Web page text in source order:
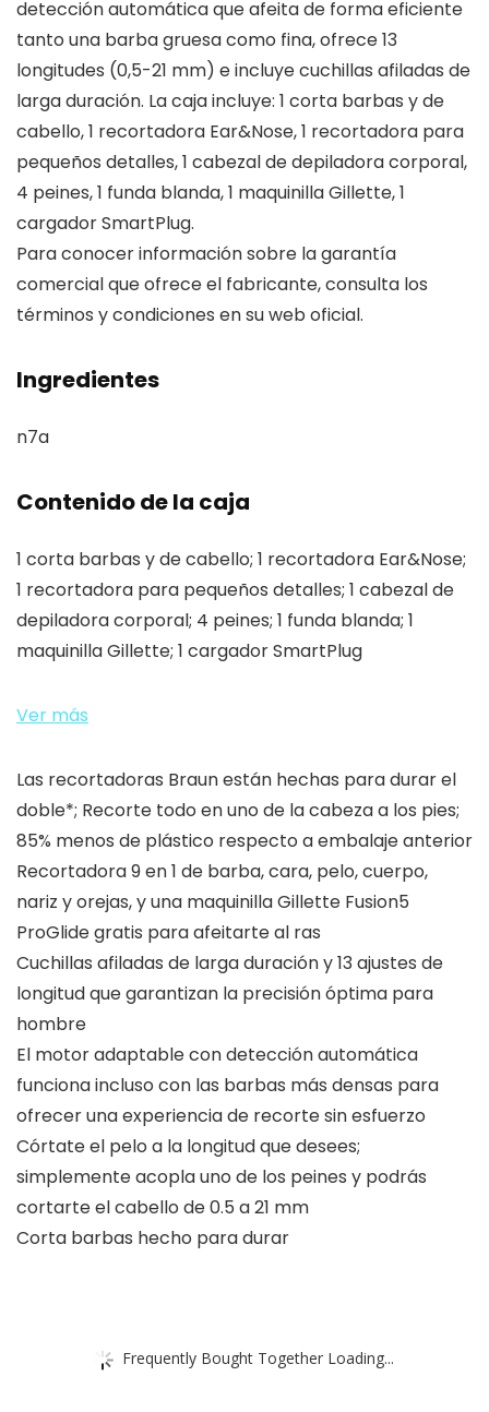
detección automática que afeita de forma eficiente
tanto una barba gruesa como fina, ofrece 13
longitudes (0,5-21 mm) e incluye cuchillas afiladas de
larga duración. La caja incluye: 1 corta barbas y de
cabello, 1 recortadora Ear&Nose, 1 recortadora para
pequeños detalles, 1 cabezal de depiladora corporal,
4 peines, 1 funda blanda, 1 maquinilla Gillette, 1
cargador SmartPlug.
Para conocer información sobre la garantía
comercial que ofrece el fabricante, consulta los
términos y condiciones en su web oficial.
Ingredientes
n7a
Contenido de la caja
1 corta barbas y de cabello; 1 recortadora Ear&Nose;
1 recortadora para pequeños detalles; 1 cabezal de
depiladora corporal; 4 peines; 1 funda blanda; 1
maquinilla Gillette; 1 cargador SmartPlug
Ver más
Las recortadoras Braun están hechas para durar el
doble*; Recorte todo en uno de la cabeza a los pies;
85% menos de plástico respecto a embalaje anterior
Recortadora 9 en 1 de barba, cara, pelo, cuerpo,
nariz y orejas, y una maquinilla Gillette Fusion5
ProGlide gratis para afeitarte al ras
Cuchillas afiladas de larga duración y 13 ajustes de
longitud que garantizan la precisión óptima para
hombre
El motor adaptable con detección automática
funciona incluso con las barbas más densas para
ofrecer una experiencia de recorte sin esfuerzo
Córtate el pelo a la longitud que desees;
simplemente acopla uno de los peines y podrás
cortarte el cabello de 0.5 a 21 mm
Corta barbas hecho para durar
Frequently Bought Together Loading...